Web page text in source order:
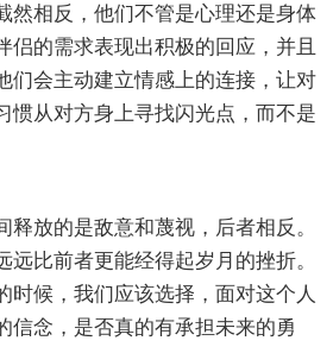
然相反，他们不管是心理还是身体
侣的需求表现出积极的回应，并且
们会主动建立情感上的连接，让对
惯从对方身上寻找闪光点，而不是
释放的是敌意和蔑视，后者相反。
远比前者更能经得起岁月的挫折。
时候，我们应该选择，面对这个人
信念，是否真的有承担未来的勇